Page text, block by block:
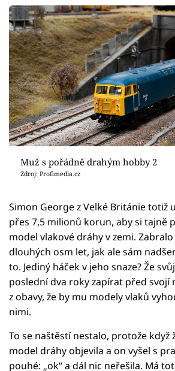
Muž s pořádně drahým hobby 2
Zdroj: Profimedia.cz
Simon George z Velké Británie totiž
přes 7,5 milionů korun, aby si tajně
model vlakové dráhy v zemi.
dlouhých osm let, jak ale sám
to. Jediný háček v jeho snaze? Že
poslední dva roky zapírat před
z obavy, že by mu modely vlaků
nimi.
To se naštěstí nestalo, protože když
model dráhy objevila a on vyšel s
pouhé: „ok“ a dál nic neřešila. Má